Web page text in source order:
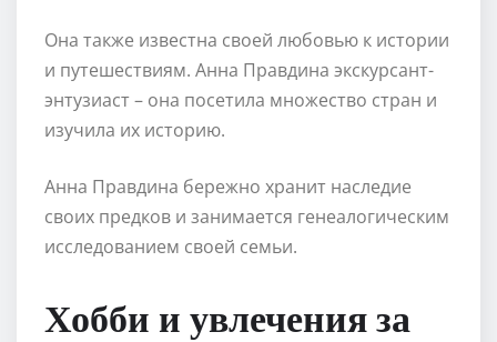
Она также известна своей любовью к истории
и путешествиям. Анна Правдина экскурсант-
энтузиаст – она посетила множество стран и
изучила их историю.
Анна Правдина бережно хранит наследие
своих предков и занимается генеалогическим
исследованием своей семьи.
Хобби и увлечения за